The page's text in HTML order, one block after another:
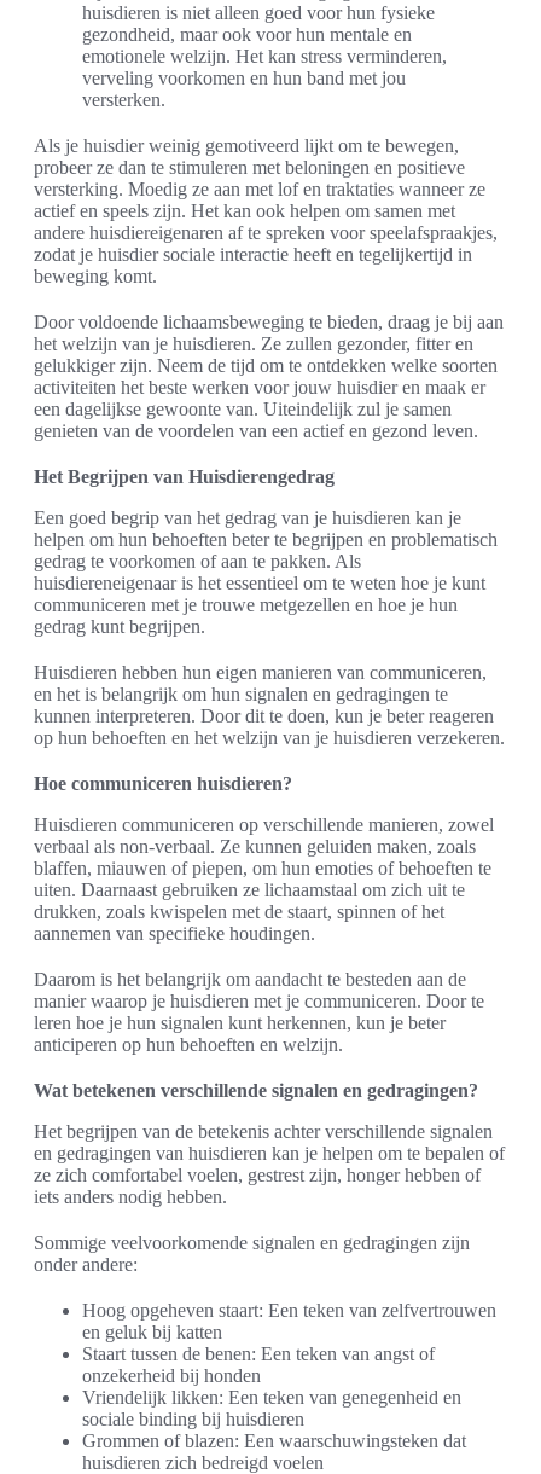
huisdieren is niet alleen goed voor hun fysieke
gezondheid, maar ook voor hun mentale en
emotionele welzijn. Het kan stress verminderen,
verveling voorkomen en hun band met jou
versterken.
Als je huisdier weinig gemotiveerd lijkt om te bewegen,
probeer ze dan te stimuleren met beloningen en positieve
versterking. Moedig ze aan met lof en traktaties wanneer ze
actief en speels zijn. Het kan ook helpen om samen met
andere huisdiereigenaren af te spreken voor speelafspraakjes,
zodat je huisdier sociale interactie heeft en tegelijkertijd in
beweging komt.
Door voldoende lichaamsbeweging te bieden, draag je bij aan
het welzijn van je huisdieren. Ze zullen gezonder, fitter en
gelukkiger zijn. Neem de tijd om te ontdekken welke soorten
activiteiten het beste werken voor jouw huisdier en maak er
een dagelijkse gewoonte van. Uiteindelijk zul je samen
genieten van de voordelen van een actief en gezond leven.
Het Begrijpen van Huisdierengedrag
Een goed begrip van het gedrag van je huisdieren kan je
helpen om hun behoeften beter te begrijpen en problematisch
gedrag te voorkomen of aan te pakken. Als
huisdiereneigenaar is het essentieel om te weten hoe je kunt
communiceren met je trouwe metgezellen en hoe je hun
gedrag kunt begrijpen.
Huisdieren hebben hun eigen manieren van communiceren,
en het is belangrijk om hun signalen en gedragingen te
kunnen interpreteren. Door dit te doen, kun je beter reageren
op hun behoeften en het welzijn van je huisdieren verzekeren.
Hoe communiceren huisdieren?
Huisdieren communiceren op verschillende manieren, zowel
verbaal als non-verbaal. Ze kunnen geluiden maken, zoals
blaffen, miauwen of piepen, om hun emoties of behoeften te
uiten. Daarnaast gebruiken ze lichaamstaal om zich uit te
drukken, zoals kwispelen met de staart, spinnen of het
aannemen van specifieke houdingen.
Daarom is het belangrijk om aandacht te besteden aan de
manier waarop je huisdieren met je communiceren. Door te
leren hoe je hun signalen kunt herkennen, kun je beter
anticiperen op hun behoeften en welzijn.
Wat betekenen verschillende signalen en gedragingen?
Het begrijpen van de betekenis achter verschillende signalen
en gedragingen van huisdieren kan je helpen om te bepalen of
ze zich comfortabel voelen, gestrest zijn, honger hebben of
iets anders nodig hebben.
Sommige veelvoorkomende signalen en gedragingen zijn
onder andere:
Hoog opgeheven staart: Een teken van zelfvertrouwen
en geluk bij katten
Staart tussen de benen: Een teken van angst of
onzekerheid bij honden
Vriendelijk likken: Een teken van genegenheid en
sociale binding bij huisdieren
Grommen of blazen: Een waarschuwingsteken dat
huisdieren zich bedreigd voelen